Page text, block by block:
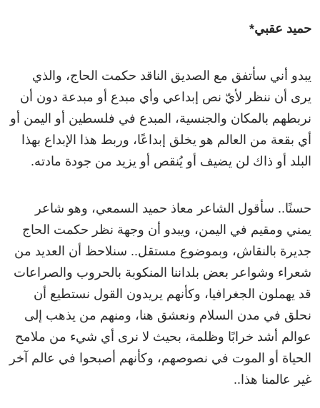
حميد عقبي*
يبدو أني سأتفق مع الصديق الناقد حكمت الحاج، والذي
يرى أن ننظر لأيّ نص إبداعي وأي مبدع أو مبدعة دون أن
نربطهم بالمكان والجنسية، المبدع في فلسطين أو اليمن أو
أي بقعة من العالم هو يخلق إبداعًا، وربط هذا الإبداع بهذا
البلد أو ذاك لن يضيف أو يُنقص أو يزيد من جودة مادته.
حسنًا.. سأقول الشاعر ﻣﻌﺎﺫ حميد ﺍﻟﺴﻤﻌﻲ، وهو شاعر
يمني ومقيم في اليمن، ويبدو أن وجهة نظر حكمت الحاج
جديرة بالنقاش، وبموضوع مستقل.. سنلاحظ أن العديد من
شعراء وشواعر بعض بلداننا المنكوبة بالحروب والصراعات
قد يهملون الجغرافيا، وكأنهم يريدون القول نستطيع أن
نحلق في مدن السلام ونعشق هنا، ومنهم من يذهب إلى
عوالم أشد خرابًا وظلمة، بحيث لا نرى أي شيء من ملامح
الحياة أو الموت في نصوصهم، وكأنهم أصبحوا في عالم آخر
غير عالمنا هذا..